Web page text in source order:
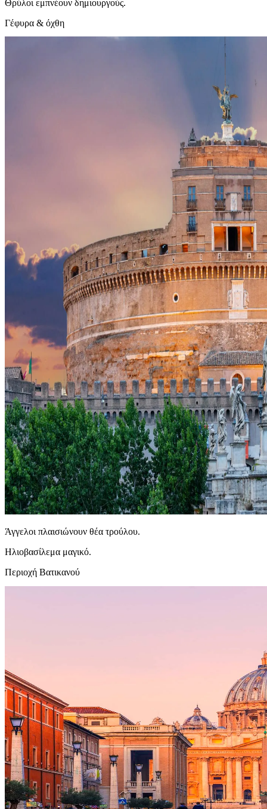
Θρύλοι εμπνέουν δημιουργούς.
Γέφυρα & όχθη
Άγγελοι πλαισιώνουν θέα τρούλου.
Ηλιοβασίλεμα μαγικό.
Περιοχή Βατικανού